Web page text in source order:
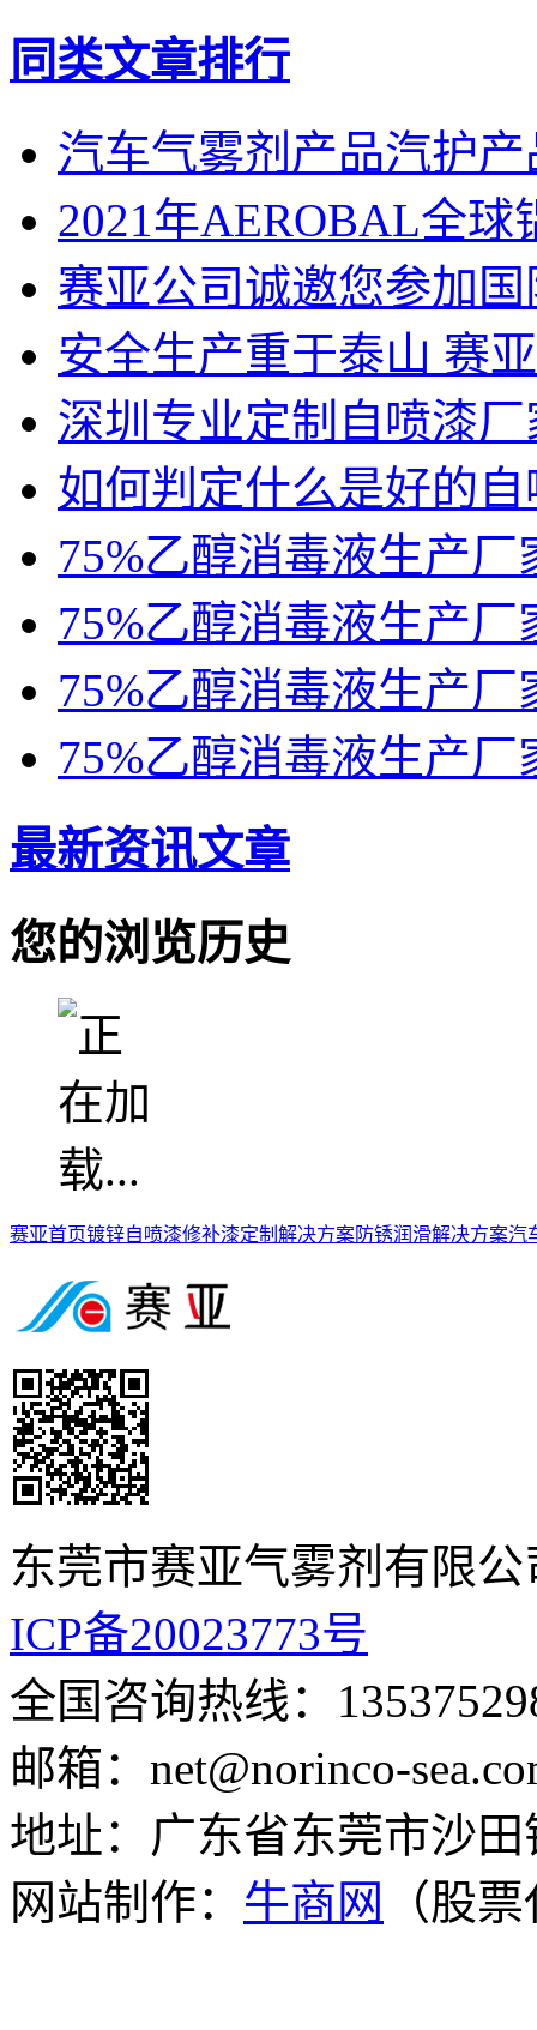
同类文章排行
汽车气雾剂产品汽护
2021年AEROBAL全
赛亚公司诚邀您参加
安全生产重于泰山 赛
深圳专业定制自喷漆厂
如何判定什么是好的
75%乙醇消毒液生产厂
75%乙醇消毒液生产厂
75%乙醇消毒液生产厂
75%乙醇消毒液生产厂
最新资讯文章
您的浏览历史
赛亚首页镀锌自喷漆修补漆定制解决方案防锈润滑解决方案汽
东莞市赛亚气雾剂有
ICP备20023773号
全国咨询热线：
邮箱：net@norinco-
地址：广东省东莞市沙
网站制作： 牛商网 （股